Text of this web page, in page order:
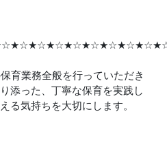
☆★☆★☆★☆★☆★☆★☆★☆★☆★
育業務全般を行っていただき
添った、丁寧な保育を実践し
る気持ちを大切にします。